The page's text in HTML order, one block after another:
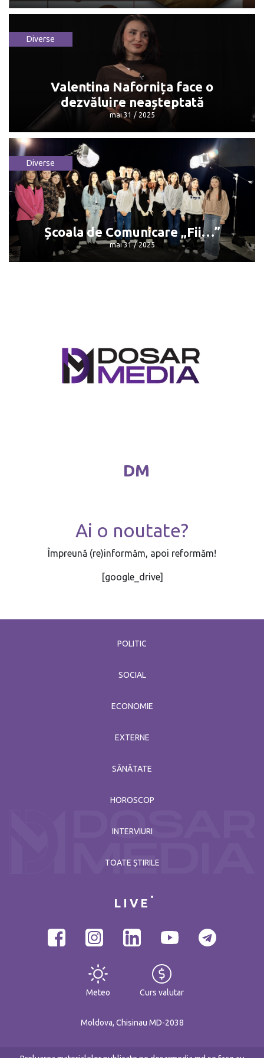
Cine a câștigat Premiul Nobel pentru
Pace 2025
octombrie 13 / 2025
Diverse
Valentina Nafornița face o
dezvăluire neașteptată
mai 31 / 2025
Valentina Nafornița face o dezvăluire
neașteptată
mai 31 / 2025
Diverse
Școala de Comunicare „Fii…”
mai 31 / 2025
DM
Ai o noutate?
Împreună (re)informăm, apoi reformăm!
[google_drive]
POLITIC
SOCIAL
ECONOMIE
EXTERNE
SĂNĂTATE
HOROSCOP
INTERVIURI
TOATE ȘTIRILE
LIVE
Meteo Curs valutar
Moldova, Chisinau MD-2038